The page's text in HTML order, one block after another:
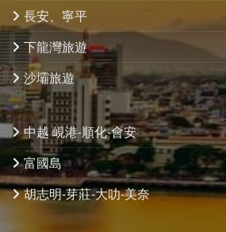
長安、寧平
下龍灣旅遊
沙壩旅遊
中越 峴港-順化-會安
富國島
胡志明-芽莊-大叻-美奈